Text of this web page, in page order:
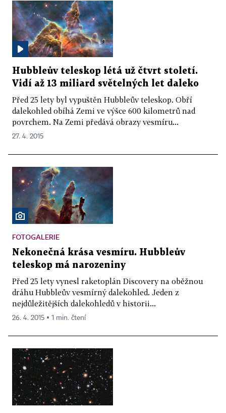
Hubbleův teleskop létá už čtvrt století.
Vidí až 13 miliard světelných let daleko
Před 25 lety byl vypuštěn Hubbleův teleskop. Obří
dalekohled obíhá Zemi ve výšce 600 kilometrů nad
povrchem. Na Zemi předává obrazy vesmíru...
27. 4. 2015
FOTOGALERIE
Nekonečná krása vesmíru. Hubbleův
teleskop má narozeniny
Před 25 lety vynesl raketoplán Discovery na oběžnou
dráhu Hubbleův vesmírný dalekohled. Jeden z
nejdůležitějších dalekohledů v historii...
26. 4. 2015 ▪ 1 min. čtení